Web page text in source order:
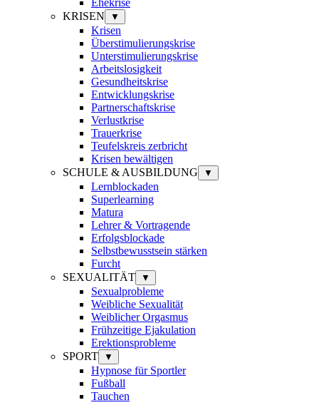
KRISEN
▼
Krisen
Überstimulierungskrise
Unterstimulierungskrise
Arbeitslosigkeit
Gesundheitskrise
Entwicklungskrise
Partnerschaftskrise
Verlustkrise
Trauerkrise
Teufelskreis zerbricht
Krisen bewältigen
SCHULE & AUSBILDUNG
▼
Lernblockaden
Superlearning
Matura
Lehrer & Vortragende
Erfolgsblockade
Selbstbewusstsein stärken
Furcht
SEXUALITÄT
▼
Sexualprobleme
Weibliche Sexualität
Weiblicher Orgasmus
Frühzeitige Ejakulation
Erektionsprobleme
SPORT
▼
Hypnose für Sportler
Fußball
Tauchen